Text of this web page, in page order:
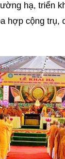
hạ, triển
hợp cộng trụ,